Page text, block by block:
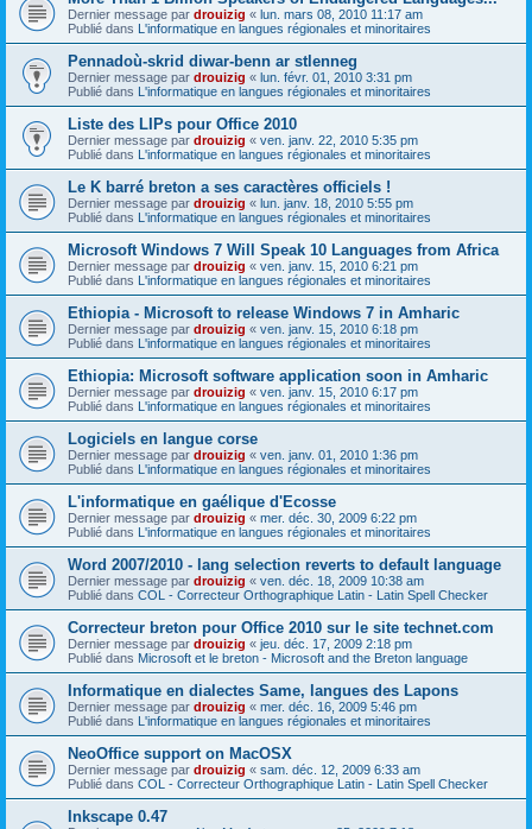
Dernier message par drouizig « lun. mars 08, 2010 11:17 am
Publié dans L'informatique en langues régionales et minoritaires
Pennadoù-skrid diwar-benn ar stlenneg
Dernier message par drouizig « lun. févr. 01, 2010 3:31 pm
Publié dans L'informatique en langues régionales et minoritaires
Liste des LIPs pour Office 2010
Dernier message par drouizig « ven. janv. 22, 2010 5:35 pm
Publié dans L'informatique en langues régionales et minoritaires
Le K barré breton a ses caractères officiels !
Dernier message par drouizig « lun. janv. 18, 2010 5:55 pm
Publié dans L'informatique en langues régionales et minoritaires
Microsoft Windows 7 Will Speak 10 Languages from Africa
Dernier message par drouizig « ven. janv. 15, 2010 6:21 pm
Publié dans L'informatique en langues régionales et minoritaires
Ethiopia - Microsoft to release Windows 7 in Amharic
Dernier message par drouizig « ven. janv. 15, 2010 6:18 pm
Publié dans L'informatique en langues régionales et minoritaires
Ethiopia: Microsoft software application soon in Amharic
Dernier message par drouizig « ven. janv. 15, 2010 6:17 pm
Publié dans L'informatique en langues régionales et minoritaires
Logiciels en langue corse
Dernier message par drouizig « ven. janv. 01, 2010 1:36 pm
Publié dans L'informatique en langues régionales et minoritaires
L'informatique en gaélique d'Ecosse
Dernier message par drouizig « mer. déc. 30, 2009 6:22 pm
Publié dans L'informatique en langues régionales et minoritaires
Word 2007/2010 - lang selection reverts to default language
Dernier message par drouizig « ven. déc. 18, 2009 10:38 am
Publié dans COL - Correcteur Orthographique Latin - Latin Spell Checker
Correcteur breton pour Office 2010 sur le site technet.com
Dernier message par drouizig « jeu. déc. 17, 2009 2:18 pm
Publié dans Microsoft et le breton - Microsoft and the Breton language
Informatique en dialectes Same, langues des Lapons
Dernier message par drouizig « mer. déc. 16, 2009 5:46 pm
Publié dans L'informatique en langues régionales et minoritaires
NeoOffice support on MacOSX
Dernier message par drouizig « sam. déc. 12, 2009 6:33 am
Publié dans COL - Correcteur Orthographique Latin - Latin Spell Checker
Inkscape 0.47